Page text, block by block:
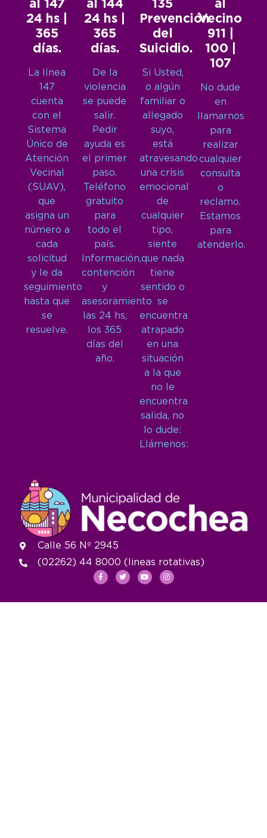
al 147
24 hs |
365
días.
La línea
147
cuenta
con el
Sistema
Único de
Atención
Vecinal
(SUAV),
que
asigna un
número a
cada
solicitud
y le da
seguimiento
hasta que
se
resuelve.
al 144
24 hs |
365
días.
De la
violencia
se puede
salir.
Pedir
ayuda es
el primer
paso.
Teléfono
gratuito
para
todo el
país.
Información,
contención
y
asesoramiento
las 24 hs,
los 365
días del
año.
135
Prevención
del
Suicidio.
Si Usted,
o algún
familiar o
allegado
suyo,
está
atravesando
una crisis
emocional
de
cualquier
tipo,
siente
que nada
tiene
sentido o
se
encuentra
atrapado
en una
situación
a la que
no le
encuentra
salida, no
lo dude:
Llámenos:
al
Vecino
911 |
100 |
107
No dude
en
llamarnos
para
realizar
cualquier
consulta
o
reclamo.
Estamos
para
atenderlo.
Calle 56 Nº 2945
(02262) 44 8000 (lineas rotativas)